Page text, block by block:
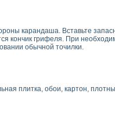
карандаша. Вставьте
кончик грифеля. При
обычной точилки.
плитка, обои, картон,